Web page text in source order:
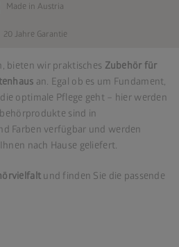
Made in Austria
20 Jahre Garantie
bieten wir praktisches Zubehör für
an. Egal ob es um Fundament,
optimale Pflege geht – hier werden
sind in
Farben verfügbar und werden
nach Hause geliefert.
und finden Sie die passende